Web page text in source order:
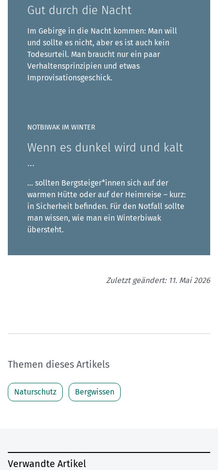
Gut durch die Nacht
Im Gebirge in die Nacht kommen: Man will
und sollte es nicht, aber es ist auch kein
Todesurteil. Man braucht nur ein paar
Verhaltensprinzipien und etwas
Improvisationsgeschick.
NOTBIWAK IM WINTER
Wenn es dunkel wird und kalt
...
... sollten Bergsteiger*innen sich auf der
warmen Hütte oder auf der Heimreise – kurz:
in Sicherheit befinden. Für den Notfall sollte
man wissen, wie man ein Winterbiwak
übersteht.
Zuletzt geändert: 11. Mai 2026
Themen dieses Artikels
Naturschutz Bergwissen
Verwandte Artikel